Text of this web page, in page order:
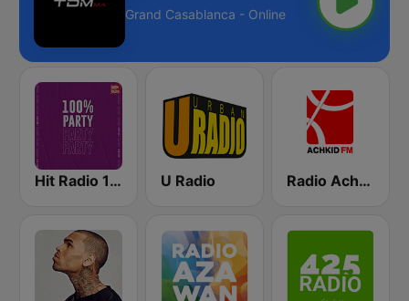
Grand Casablanca - Online
Hit Radio 100% Party (هيت راديو) U Radio Radio Achkid FMراديوأشكيدإف إم